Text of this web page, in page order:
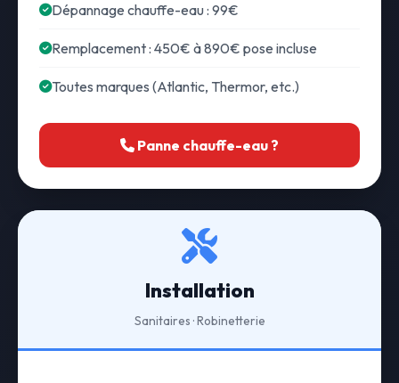
Dépannage chauffe-eau : 99€
Remplacement : 450€ à 890€ pose incluse
Toutes marques (Atlantic, Thermor, etc.)
Panne chauffe-eau ?
Installation
Sanitaires · Robinetterie